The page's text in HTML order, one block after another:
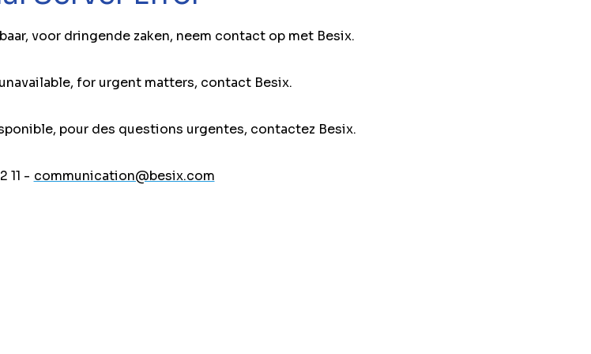
voor dringende zaken, neem contact op met Besix.
for urgent matters, contact Besix.
pour des questions urgentes, contactez Besix.
11 - communication@besix.com